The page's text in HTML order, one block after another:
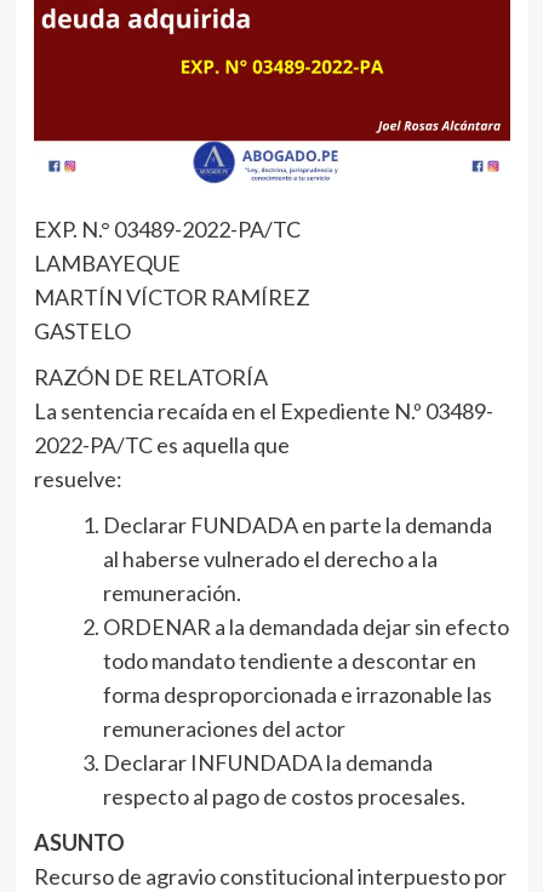
EXP. N.° 03489-2022-PA/TC
LAMBAYEQUE
MARTÍN VÍCTOR RAMÍREZ
GASTELO
RAZÓN DE RELATORÍA
La sentencia recaída en el Expediente N.º 03489-
2022-PA/TC es aquella que
resuelve:
Declarar FUNDADA en parte la demanda
al haberse vulnerado el derecho a la
remuneración.
ORDENAR a la demandada dejar sin efecto
todo mandato tendiente a descontar en
forma desproporcionada e irrazonable las
remuneraciones del actor
Declarar INFUNDADA la demanda
respecto al pago de costos procesales.
ASUNTO
Recurso de agravio constitucional interpuesto por